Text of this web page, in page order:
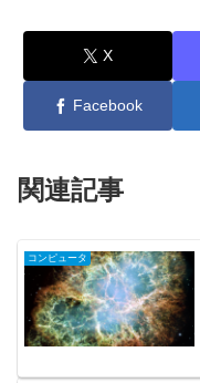
X
Facebook
関連記事
コンピュータ